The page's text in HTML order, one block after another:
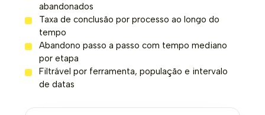
abandonados
Taxa de conclusão por processo ao longo do
tempo
Abandono passo a passo com tempo mediano
por etapa
Filtrável por ferramenta, população e intervalo
de datas